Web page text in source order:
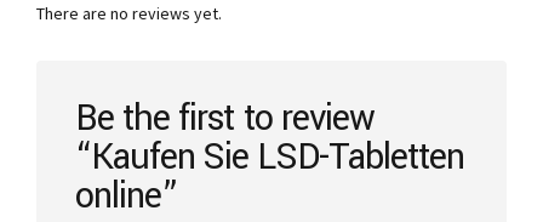
be
product
page
There are no reviews yet.
Be the first to review
“Kaufen Sie LSD-Tabletten
online”